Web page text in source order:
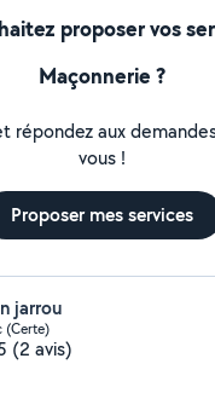
proposer vos
Maçonnerie ?
répondez aux
vous !
Proposer mes services
jarrou
(Certe)
(2 avis)